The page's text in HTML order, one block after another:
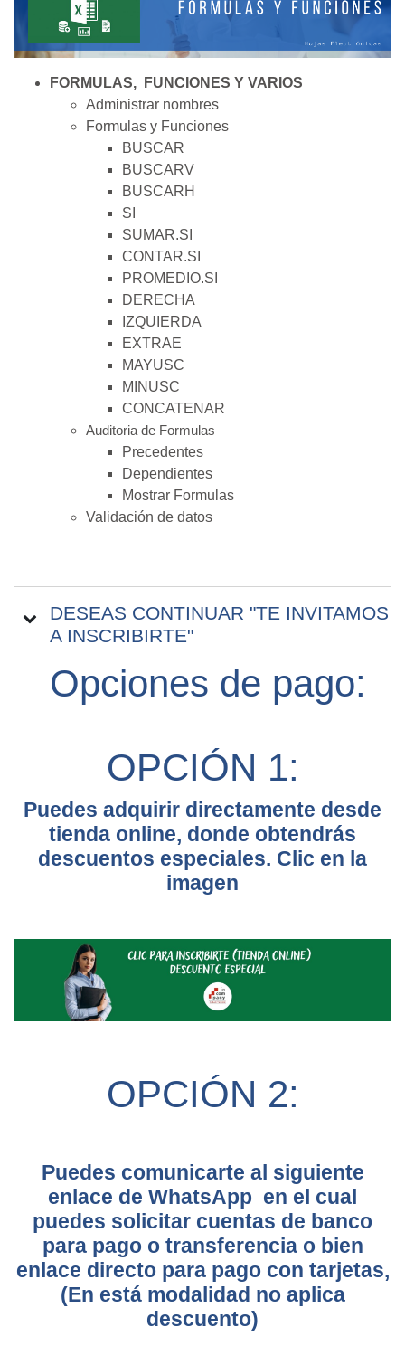
FORMULAS, FUNCIONES Y VARIOS
Administrar nombres
Formulas y Funciones
BUSCAR
BUSCARV
BUSCARH
SI
SUMAR.SI
CONTAR.SI
PROMEDIO.SI
DERECHA
IZQUIERDA
EXTRAE
MAYUSC
MINUSC
CONCATENAR
Auditoria de Formulas
Precedentes
Dependientes
Mostrar Formulas
Validación de datos
DESEAS CONTINUAR "TE INVITAMOS
A INSCRIBIRTE"
Opciones de pago:
OPCIÓN 1:
Puedes adquirir directamente desde
tienda online, donde obtendrás
descuentos especiales. Clic en la
imagen
OPCIÓN 2:
Puedes comunicarte al siguiente
enlace de WhatsApp en el cual
puedes solicitar cuentas de banco
para pago o transferencia o bien
enlace directo para pago con tarjetas,
(En está modalidad no aplica
descuento)